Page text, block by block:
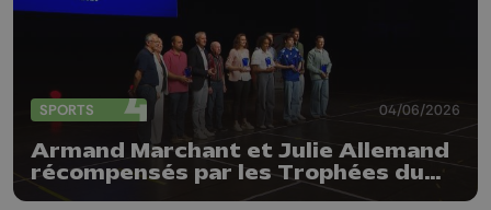
SPORTS 04/06/2026
Armand Marchant et Julie Allemand
récompensés par les Trophées du
sport de la Province de Liège